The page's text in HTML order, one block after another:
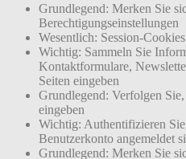
Grundlegend: Merken Sie
Berechtigungseinstellungen
Wesentlich: Session-
Wichtig: Sammeln Sie
Kontaktformulare,
Seiten eingeben
Grundlegend: Verfolgen
eingeben
Wichtig: Authentifizieren
Benutzerkonto angemeldet
Grundlegend: Merken Sie